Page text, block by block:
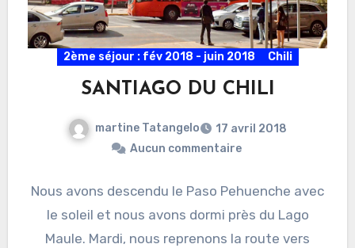
2ème séjour : fév 2018 - juin 2018 Chili
SANTIAGO DU CHILI
martine Tatangelo
17 avril 2018
Aucun commentaire
Nous avons descendu le Paso Pehuenche avec
le soleil et nous avons dormi près du Lago
Maule. Mardi, nous reprenons la route vers